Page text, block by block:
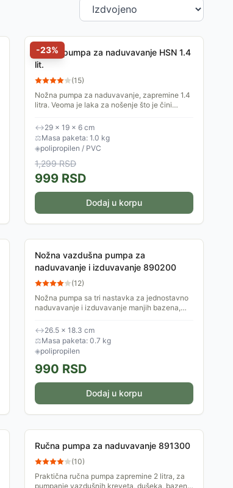
-23%
Nožna pumpa za naduvavanje HSN 1.4
lit.
(15)
Nožna pumpa za naduvavanje, zapremine 1.4
litra. Veoma je laka za nošenje što je čini
plivanje, različite...
↔29 × 19 × 6 cm
⚖Masa paketa: 1.0 kg
◈polipropilen / PVC
1,299RSD
999 RSD
Dodaj u korpu
Nožna vazdušna pumpa za
naduvavanje i izduvavanje 890200
(12)
Nožna pumpa sa tri nastavka za jednostavno
naduvavanje i izduvavanje manjih bazena,
Lagana je i malih...
↔26.5 × 18.3 cm
⚖Masa paketa: 0.7 kg
◈polipropilen
990 RSD
Dodaj u korpu
Ručna pumpa za naduvavanje 891300
(10)
Praktična ručna pumpa zapremine 2 litra, za
pumpanje vazdušnih kreveta, dušeka, bazena